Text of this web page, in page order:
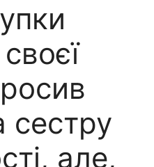
сестру
але,